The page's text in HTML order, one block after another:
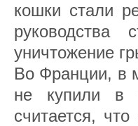
кошки стали
руководства
уничтожение
Во Франции, в
не купили в
считается,